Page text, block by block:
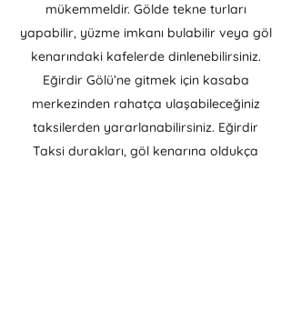
mükemmeldir. Gölde tekne turları
yapabilir, yüzme imkanı bulabilir veya göl
kenarındaki kafelerde dinlenebilirsiniz.
Eğirdir Gölü’ne gitmek için kasaba
merkezinden rahatça ulaşabileceğiniz
taksilerden yararlanabilirsiniz. Eğirdir
Taksi durakları, göl kenarına oldukça